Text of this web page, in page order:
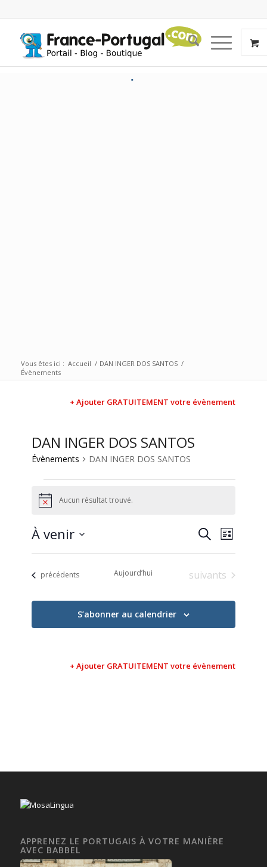
Vous êtes ici : Accueil / DAN INGER DOS SANTOS /
Évènements
+ Ajouter GRATUITEMENT votre évènement
DAN INGER DOS SANTOS
Évènements DAN INGER DOS SANTOS
NoticeAucun résultat trouvé.
et
vues
Recherche
de
vues
Liste
À venir
date.Évènements
précédents Aujourd’hui Évènements
suivants
S’abonner au calendrier
+ Ajouter GRATUITEMENT votre évènement
APPRENEZ LE PORTUGAIS À VOTRE MANIÈRE
AVEC BABBEL